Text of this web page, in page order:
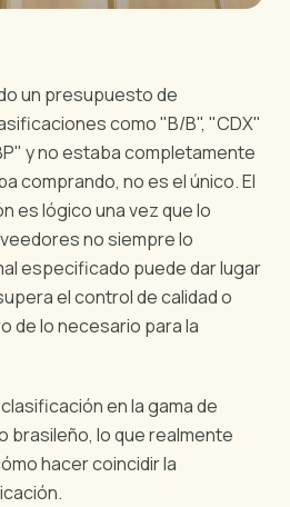
un presupuesto de
como "B/B", "CDX"
y no estaba completamente
comprando, no es el único. El
es lógico una vez que lo
no siempre lo
especificado puede dar lugar
el control de calidad o
de lo necesario para la
en la gama de
brasileño, lo que realmente
hacer coincidir la